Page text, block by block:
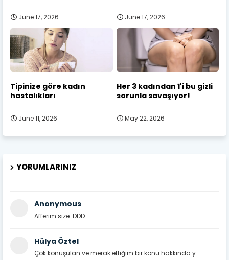
June 17, 2026 June 17, 2026
Tipinize göre kadın
hastalıkları
June 11, 2026
Her 3 kadından 1'i bu gizli
sorunla savaşıyor!
May 22, 2026
YORUMLARINIZ
Anonymous
Afferim size :DDD
Hülya Öztel
Çok konuşulan ve merak ettiğim bir konu hakkında y...